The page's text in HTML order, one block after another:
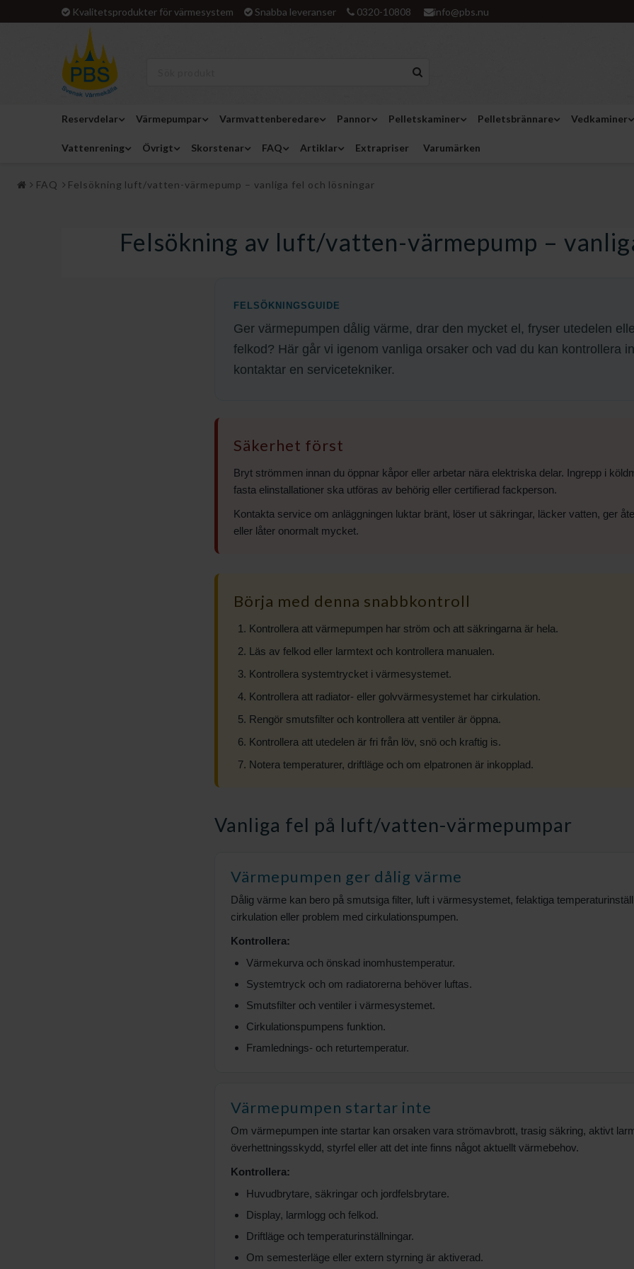
Kvalitetsprodukter för värmesystem Snabba leveranser 0320-10808 info@pbs.nu
Reservdelar Värmepumpar Varmvattenberedare Pannor Pelletskaminer Pelletsbrännare Vedkaminer
Vattenrening Övrigt Skorstenar FAQ Artiklar Extrapriser Varumärken
FAQ Felsökning luft/vatten-värmepump – vanliga fel och lösningar
Felsökning luft/vatten-värmepump – vanliga fel
FELSÖKNINGSGUIDE
Felsökning av luft/vatten-värmepump –
Ger värmepumpen dålig värme, drar den mycket el, fryser utedelen
felkod? Här går vi igenom vanliga orsaker och vad du kan kontrollera
kontaktar en servicetekniker.
Säkerhet först
Bryt strömmen innan du öppnar kåpor eller arbetar nära elektriska delar. Ingrepp i
fasta elinstallationer ska utföras av behörig eller certifierad fackperson.
Kontakta service om anläggningen luktar bränt, löser ut säkringar, läcker vatten, ger
eller låter onormalt mycket.
Börja med denna snabbkontroll
Kontrollera att värmepumpen har ström och att säkringarna är hela.
Läs av felkod eller larmtext och kontrollera manualen.
Kontrollera systemtrycket i värmesystemet.
Kontrollera att radiator- eller golvvärmesystemet har cirkulation.
Rengör smutsfilter och kontrollera att ventiler är öppna.
Kontrollera att utedelen är fri från löv, snö och kraftig is.
Notera temperaturer, driftläge och om elpatronen är inkopplad.
Vanliga fel på luft/vatten-värmepumpar
Värmepumpen ger dålig värme
Dålig värme kan bero på smutsiga filter, luft i värmesystemet, felaktiga
cirkulation eller problem med cirkulationspumpen.
Kontrollera:
Värmekurva och önskad inomhustemperatur.
Systemtryck och om radiatorerna behöver luftas.
Smutsfilter och ventiler i värmesystemet.
Cirkulationspumpens funktion.
Framlednings- och returtemperatur.
Värmepumpen startar inte
Om värmepumpen inte startar kan orsaken vara strömavbrott, trasig säkring, aktivt
överhettningsskydd, styrfel eller att det inte finns något aktuellt värmebehov.
Kontrollera:
Huvudbrytare, säkringar och jordfelsbrytare.
Display, larmlogg och felkod.
Driftläge och temperaturinställningar.
Om semesterläge eller extern styrning är aktiverad.